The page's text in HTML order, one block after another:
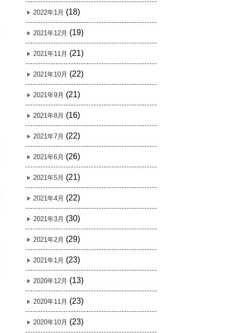
2022年1月 (18)
2021年12月 (19)
2021年11月 (21)
2021年10月 (22)
2021年9月 (21)
2021年8月 (16)
2021年7月 (22)
2021年6月 (26)
2021年5月 (21)
2021年4月 (22)
2021年3月 (30)
2021年2月 (29)
2021年1月 (23)
2020年12月 (13)
2020年11月 (23)
2020年10月 (23)